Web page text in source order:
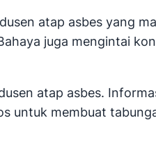
atap asbes yang
juga mengintai
atap asbes.
untuk membuat